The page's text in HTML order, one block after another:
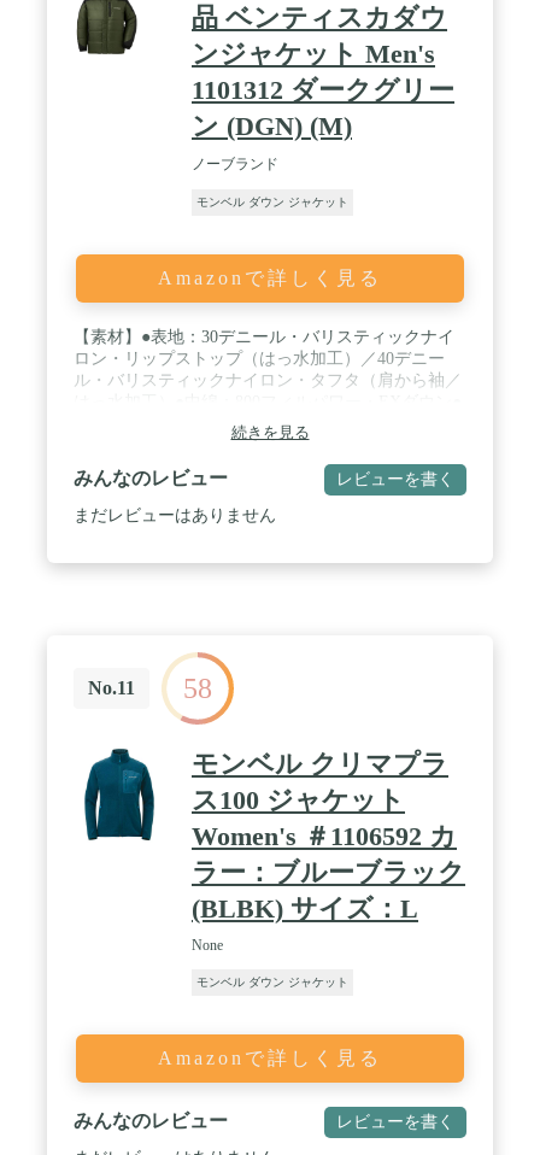
品 ベンティスカダウ
ンジャケット Men's
1101312 ダークグリー
ン (DGN) (M)
ノーブランド
モンベル ダウン ジャケット
Amazonで詳しく見る
【素材】●表地：30デニール・バリスティックナイ
ロン・リップストップ（はっ水加工）／40デニー
ル・バリスティックナイロン・タフタ（肩から袖／
裏地：30デニール・バリスティックナイロン・タフ
タ / 【カラー】ダークグリーン (DGN) / 【サイズ】
M / 【特長】ダウンプルーフ加工／デュアルアクス
ルフード／トンネルフード／ピンチソーイング／ギ
ャザードキルトシステム（裏地身頃）／フードは取
続きを見る
みんなのレビュー レビューを書く
まだレビューはありません
No.11 58
モンベル クリマプラ
ス100 ジャケット
Women's ＃1106592 カ
ラー：ブルーブラック
(BLBK) サイズ：L
None
モンベル ダウン ジャケット
Amazonで詳しく見る
みんなのレビュー レビューを書く